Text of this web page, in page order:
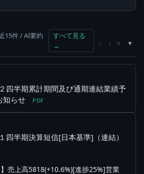
15件 / AI要約
すべて見る
→
↑ ↓ ×
半期累計期間及び通期連結業績予
知らせ
PDF
半期決算短信[日本基準]（連結）
】売上高5818(+10.6%)[進捗25%]営業